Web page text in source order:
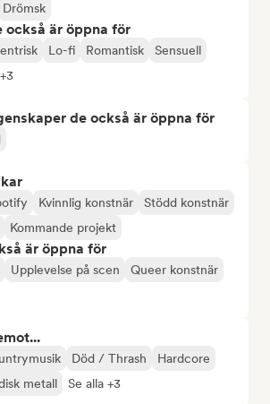
Drömsk
också är öppna för
Lo-fi Romantisk
Sensuell
de också är öppna för
Kvinnlig konstnär
Stödd konstnär
Kommande projekt
är öppna för
Upplevelse på scen
Queer konstnär
Död / Thrash
Hardcore
metall Se alla +3